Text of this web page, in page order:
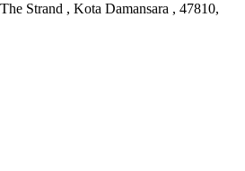
Strand , Kota Damansara , 47810,